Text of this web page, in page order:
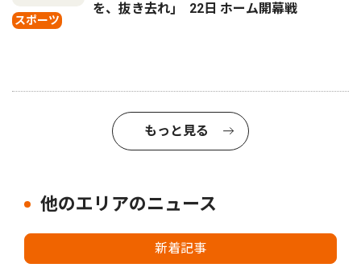
スポーツ
を、抜き去れ｣ 22日 ホーム開幕戦
もっと見る
他のエリアのニュース
新着記事